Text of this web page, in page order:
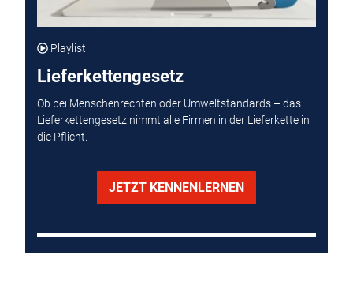
Playlist
Lieferkettengesetz
Ob bei Menschenrechten oder Umweltstandards – das
Lieferkettengesetz nimmt alle Firmen in der Lieferkette in
die Pflicht.
JETZT KENNENLERNEN